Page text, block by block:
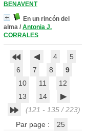
BENAVENT
En un rincón del
alma / Antonia J.
CORRALES
4
5
6
7 8
9
10
11
12
13
14
(121 - 135 / 223)
Par page :
25